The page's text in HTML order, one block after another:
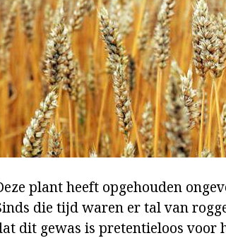
plant heeft opgehouden
die tijd waren er tal van
dit gewas is pretentieloos voor